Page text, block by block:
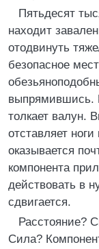
Пятьдесят
находит
отодвинуть
безопасное
выпрямившись.
толкает валун.
отставляет
оказывается
компонента
действовать в
сдвигается.
Расстояние?
Сила?